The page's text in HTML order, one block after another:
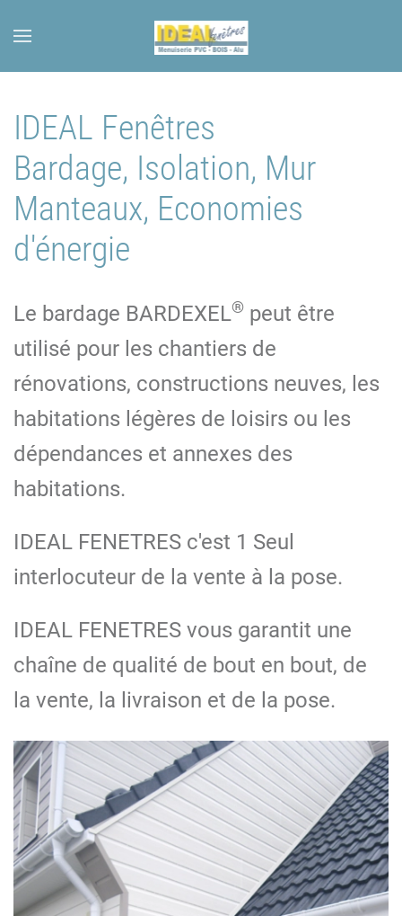
Skip to main content
IDEAL Fenêtres
Bardage, Isolation, Mur
Manteaux, Economies
d'énergie
Le bardage BARDEXEL® peut être
utilisé pour les chantiers de
rénovations, constructions neuves, les
habitations légères de loisirs ou les
dépendances et annexes des
habitations.
IDEAL FENETRES c'est 1 Seul
interlocuteur de la vente à la pose.
IDEAL FENETRES vous garantit une
chaîne de qualité de bout en bout, de
la vente, la livraison et de la pose.